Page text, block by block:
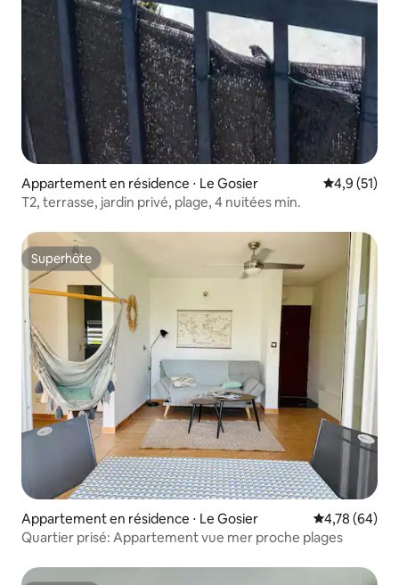
Appartement en résidence ⋅ Le Gosier Évaluation
4,9 (51)
T2, terrasse, jardin privé, plage, 4 nuitées min.
Superhôte
Superhôte
Appartement en résidence ⋅ Le Gosier Évaluation
4,78 (64)
Quartier prisé: Appartement vue mer proche plages